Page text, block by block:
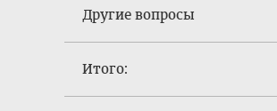
Другие вопросы
Итого: